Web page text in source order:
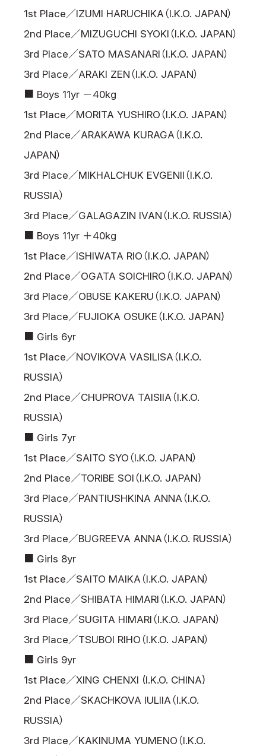
1st Place／IZUMI HARUCHIKA（I.K.O. JAPAN）
2nd Place／MIZUGUCHI SYOKI（I.K.O. JAPAN）
3rd Place／SATO MASANARI（I.K.O. JAPAN）
3rd Place／ARAKI ZEN（I.K.O. JAPAN）
■ Boys 11yr －40kg
1st Place／MORITA YUSHIRO（I.K.O. JAPAN）
2nd Place／ARAKAWA KURAGA（I.K.O.
JAPAN）
3rd Place／MIKHALCHUK EVGENII（I.K.O.
RUSSIA）
3rd Place／GALAGAZIN IVAN（I.K.O. RUSSIA）
■ Boys 11yr ＋40kg
1st Place／ISHIWATA RIO（I.K.O. JAPAN）
2nd Place／OGATA SOICHIRO（I.K.O. JAPAN）
3rd Place／OBUSE KAKERU（I.K.O. JAPAN）
3rd Place／FUJIOKA OSUKE（I.K.O. JAPAN)
■ Girls 6yr
1st Place／NOVIKOVA VASILISA（I.K.O.
RUSSIA）
2nd Place／CHUPROVA TAISIIA（I.K.O.
RUSSIA）
■ Girls 7yr
1st Place／SAITO SYO（I.K.O. JAPAN）
2nd Place／TORIBE SOI（I.K.O. JAPAN)
3rd Place／PANTIUSHKINA ANNA（I.K.O.
RUSSIA）
3rd Place／BUGREEVA ANNA（I.K.O. RUSSIA）
■ Girls 8yr
1st Place／SAITO MAIKA（I.K.O. JAPAN）
2nd Place／SHIBATA HIMARI（I.K.O. JAPAN）
3rd Place／SUGITA HIMARI（I.K.O. JAPAN）
3rd Place／TSUBOI RIHO（I.K.O. JAPAN）
■ Girls 9yr
1st Place／XING CHENXI (I.K.O. CHINA)
2nd Place／SKACHKOVA IULIIA（I.K.O.
RUSSIA）
3rd Place／KAKINUMA YUMENO（I.K.O.